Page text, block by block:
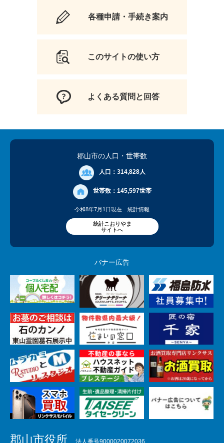
各種申請・手続き案内
このサイトの使い方
よくある質問と回答
郡山市の人口 ・世帯数
人口： 314,828人
世帯数： 145,597世帯
令和8年7月1日現在 統計情報
統計こおりやま
サイトへ
バナー広告
郡山市役所